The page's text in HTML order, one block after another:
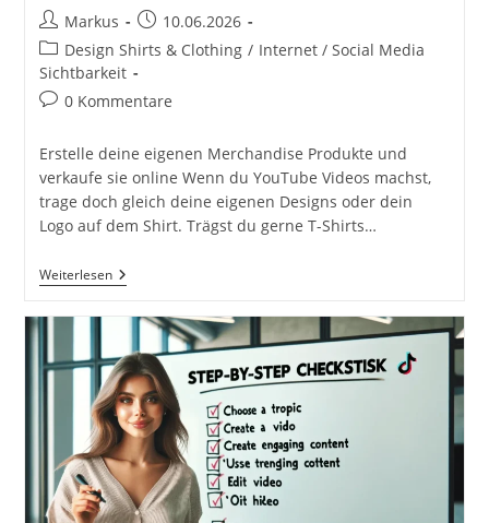
Beitrags-
Autor:
Markus
Beitrag
veröffentlicht:
10.06.2026
Beitrags-
Kategorie:
Design Shirts & Clothing / Internet / Social Media
Sichtbarkeit
Beitrags-
0 Kommentare
Erstelle deine eigenen Merchandise Produkte und
verkaufe sie online Wenn du YouTube Videos machst,
trage doch gleich deine eigenen Designs oder dein
Logo auf dem Shirt. Trägst du gerne T-Shirts…
WeiterlesenErstelle
Deine
Merchandise
Produkte
Und
Verkaufe
Sie
Online.
Wie
Werde
Ich
Im
Internet
Sichtbar?!